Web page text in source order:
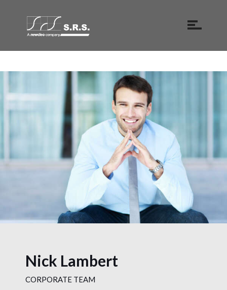
Nick Lambert
CORPORATE TEAM